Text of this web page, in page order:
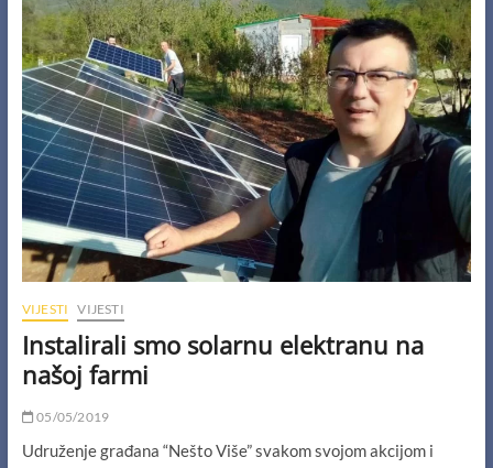
for
healthy
environment
in
BiH
VIJESTI VIJESTI
Instalirali smo solarnu elektranu na
našoj farmi
05/05/2019
Udruženje građana “Nešto Više” svakom svojom akcijom i